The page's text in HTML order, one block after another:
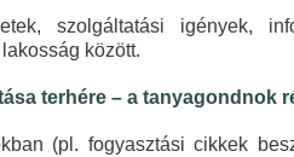
szolgáltatási igények,
között.
terhére – a tanyagondnok
(pl. fogyasztási cikkek